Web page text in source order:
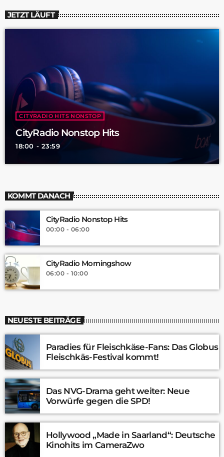
JETZT LÄUFT
CITYRADIO HITS NONSTOP
CityRadio Nonstop Hits
18:00 - 23:59
KOMMT DANACH
CityRadio Nonstop Hits
00:00 - 06:00
CityRadio Morningshow
06:00 - 10:00
NEUESTE BEITRÄGE
Paradies für Fleischkäse-Fans: Das Globus
Fleischkäs-Festival kommt!
Das NVG-Drama geht weiter: Neue
Vorwürfe gegen die SPD!
Hollywood „Made in Saarland“: Deutsche
Kinohits im CameraZwo